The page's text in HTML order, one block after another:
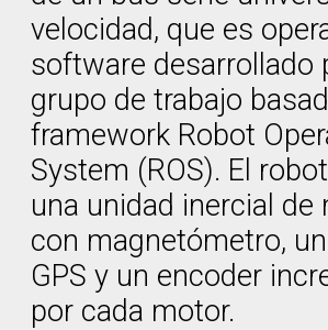
velocidad, que es
software desarrollado
grupo de trabajo
framework Robot
System (ROS). El
una unidad inercial de
con magnetómetro,
GPS y un encoder
por cada motor.